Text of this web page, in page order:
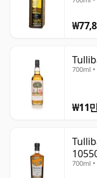
700ml •
₩11
700ml •